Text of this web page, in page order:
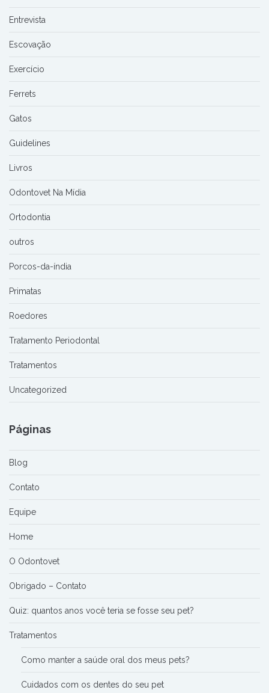
Entrevista
Escovação
Exercício
Ferrets
Gatos
Guidelines
Livros
Odontovet Na Mídia
Ortodontia
outros
Porcos-da-índia
Primatas
Roedores
Tratamento Periodontal
Tratamentos
Uncategorized
Páginas
Blog
Contato
Equipe
Home
O Odontovet
Obrigado – Contato
Quiz: quantos anos você teria se fosse seu pet?
Tratamentos
Como manter a saúde oral dos meus pets?
Cuidados com os dentes do seu pet